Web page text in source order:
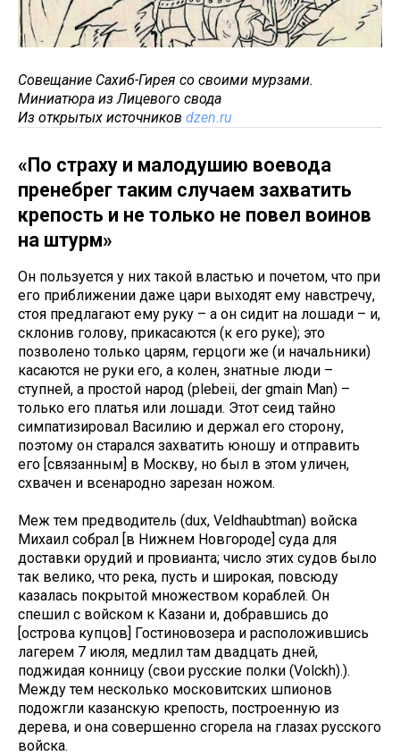
Совещание Сахиб-Гирея со своими мурзами.
Миниатюра из Лицевого свода
Из открытых источников dzen.ru
«По страху и малодушию воевода
пренебрег таким случаем захватить
крепость и не только не повел воинов
на штурм»
Он пользуется у них такой властью и почетом, что при
его приближении даже цари выходят ему навстречу,
стоя предлагают ему руку – а он сидит на лошади – и,
склонив голову, прикасаются (к его руке); это
позволено только царям, герцоги же (и начальники)
касаются не руки его, а колен, знатные люди –
ступней, а простой народ (plebeii, der gmain Man) –
только его платья или лошади. Этот сеид тайно
симпатизировал Василию и держал его сторону,
поэтому он старался захватить юношу и отправить
его [связанным] в Москву, но был в этом уличен,
схвачен и всенародно зарезан ножом.
Меж тем предводитель (dux, Veldhaubtman) войска
Михаил собрал [в Нижнем Новгороде] суда для
доставки орудий и провианта; число этих судов было
так велико, что река, пусть и широкая, повсюду
казалась покрытой множеством кораблей. Он
спешил с войском к Казани и, добравшись до
[острова купцов] Гостиновозера и расположившись
лагерем 7 июля, медлил там двадцать дней,
поджидая конницу (свои русские полки (Volckh).).
Между тем несколько московитских шпионов
подожгли казанскую крепость, построенную из
дерева, и она совершенно сгорела на глазах русского
войска.